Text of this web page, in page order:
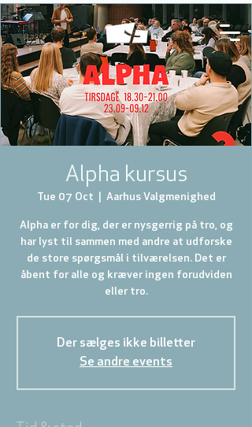
Alpha kursus
Tue 07 Oct Aarhus Valgmenighed
Alpha er for dig, der er nysgerrig på tro, og
har lyst til sammen med andre at udforske
de store spørgsmål i tilværelsen. Det er
åbent for alle og kræver ingen forudviden
eller tro.
Der sælges ikke billetter
Se andre events